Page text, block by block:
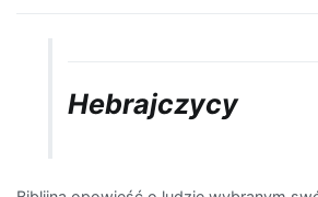
Hebrajczycy